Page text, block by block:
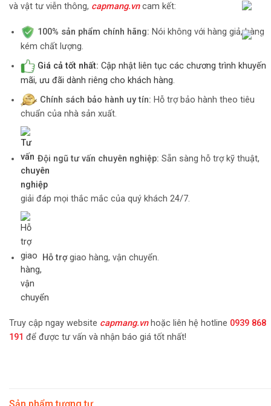
và vật tư viễn thông, capmang.vncam kết:
100% sản phẩm chính hãng: Nói không với hàng giả, hàng
kém chất lượng.
Giá cả tốt nhất: Cập nhật liên tục các chương trình khuyến
mãi, ưu đãi dành riêng cho khách hàng.
Chính sách bảo hành uy tín: Hỗ trợ bảo hành theo tiêu
chuẩn của nhà sản xuất.
Đội ngũ tư vấn chuyên nghiệp: Sẵn sàng hỗ trợ kỹ thuật,
giải đáp mọi thắc mắc của quý khách 24/7.
Hỗ trợgiao hàng, vận chuyển.
Truy cập ngay website capmang.vnhoặc liên hệ hotline 0939 868
191 để được tư vấn và nhận báo giá tốt nhất!